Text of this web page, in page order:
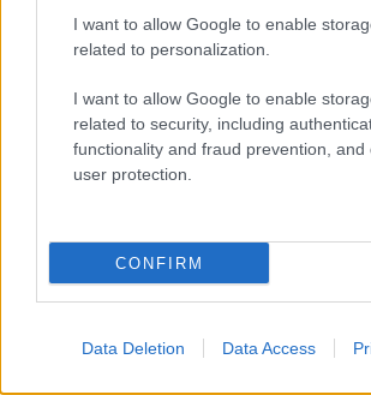
I want to allow Google to enable
related to personalization.
I want to allow Google to enable
related to security, including
functionality and fraud prevention, and
user protection.
CONFIRM
Data Deletion Data Access
Íme a profik idei kedvenc
Winelovers All Stars 2017
Winelovers•2017. december 18.